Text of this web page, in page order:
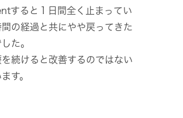
すると１日間全く止まってい
の経過と共にやや戻ってきた
た。
続けると改善するのではない
す。